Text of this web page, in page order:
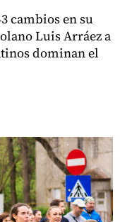
cambios en su
Luis Arráez a
dominan el